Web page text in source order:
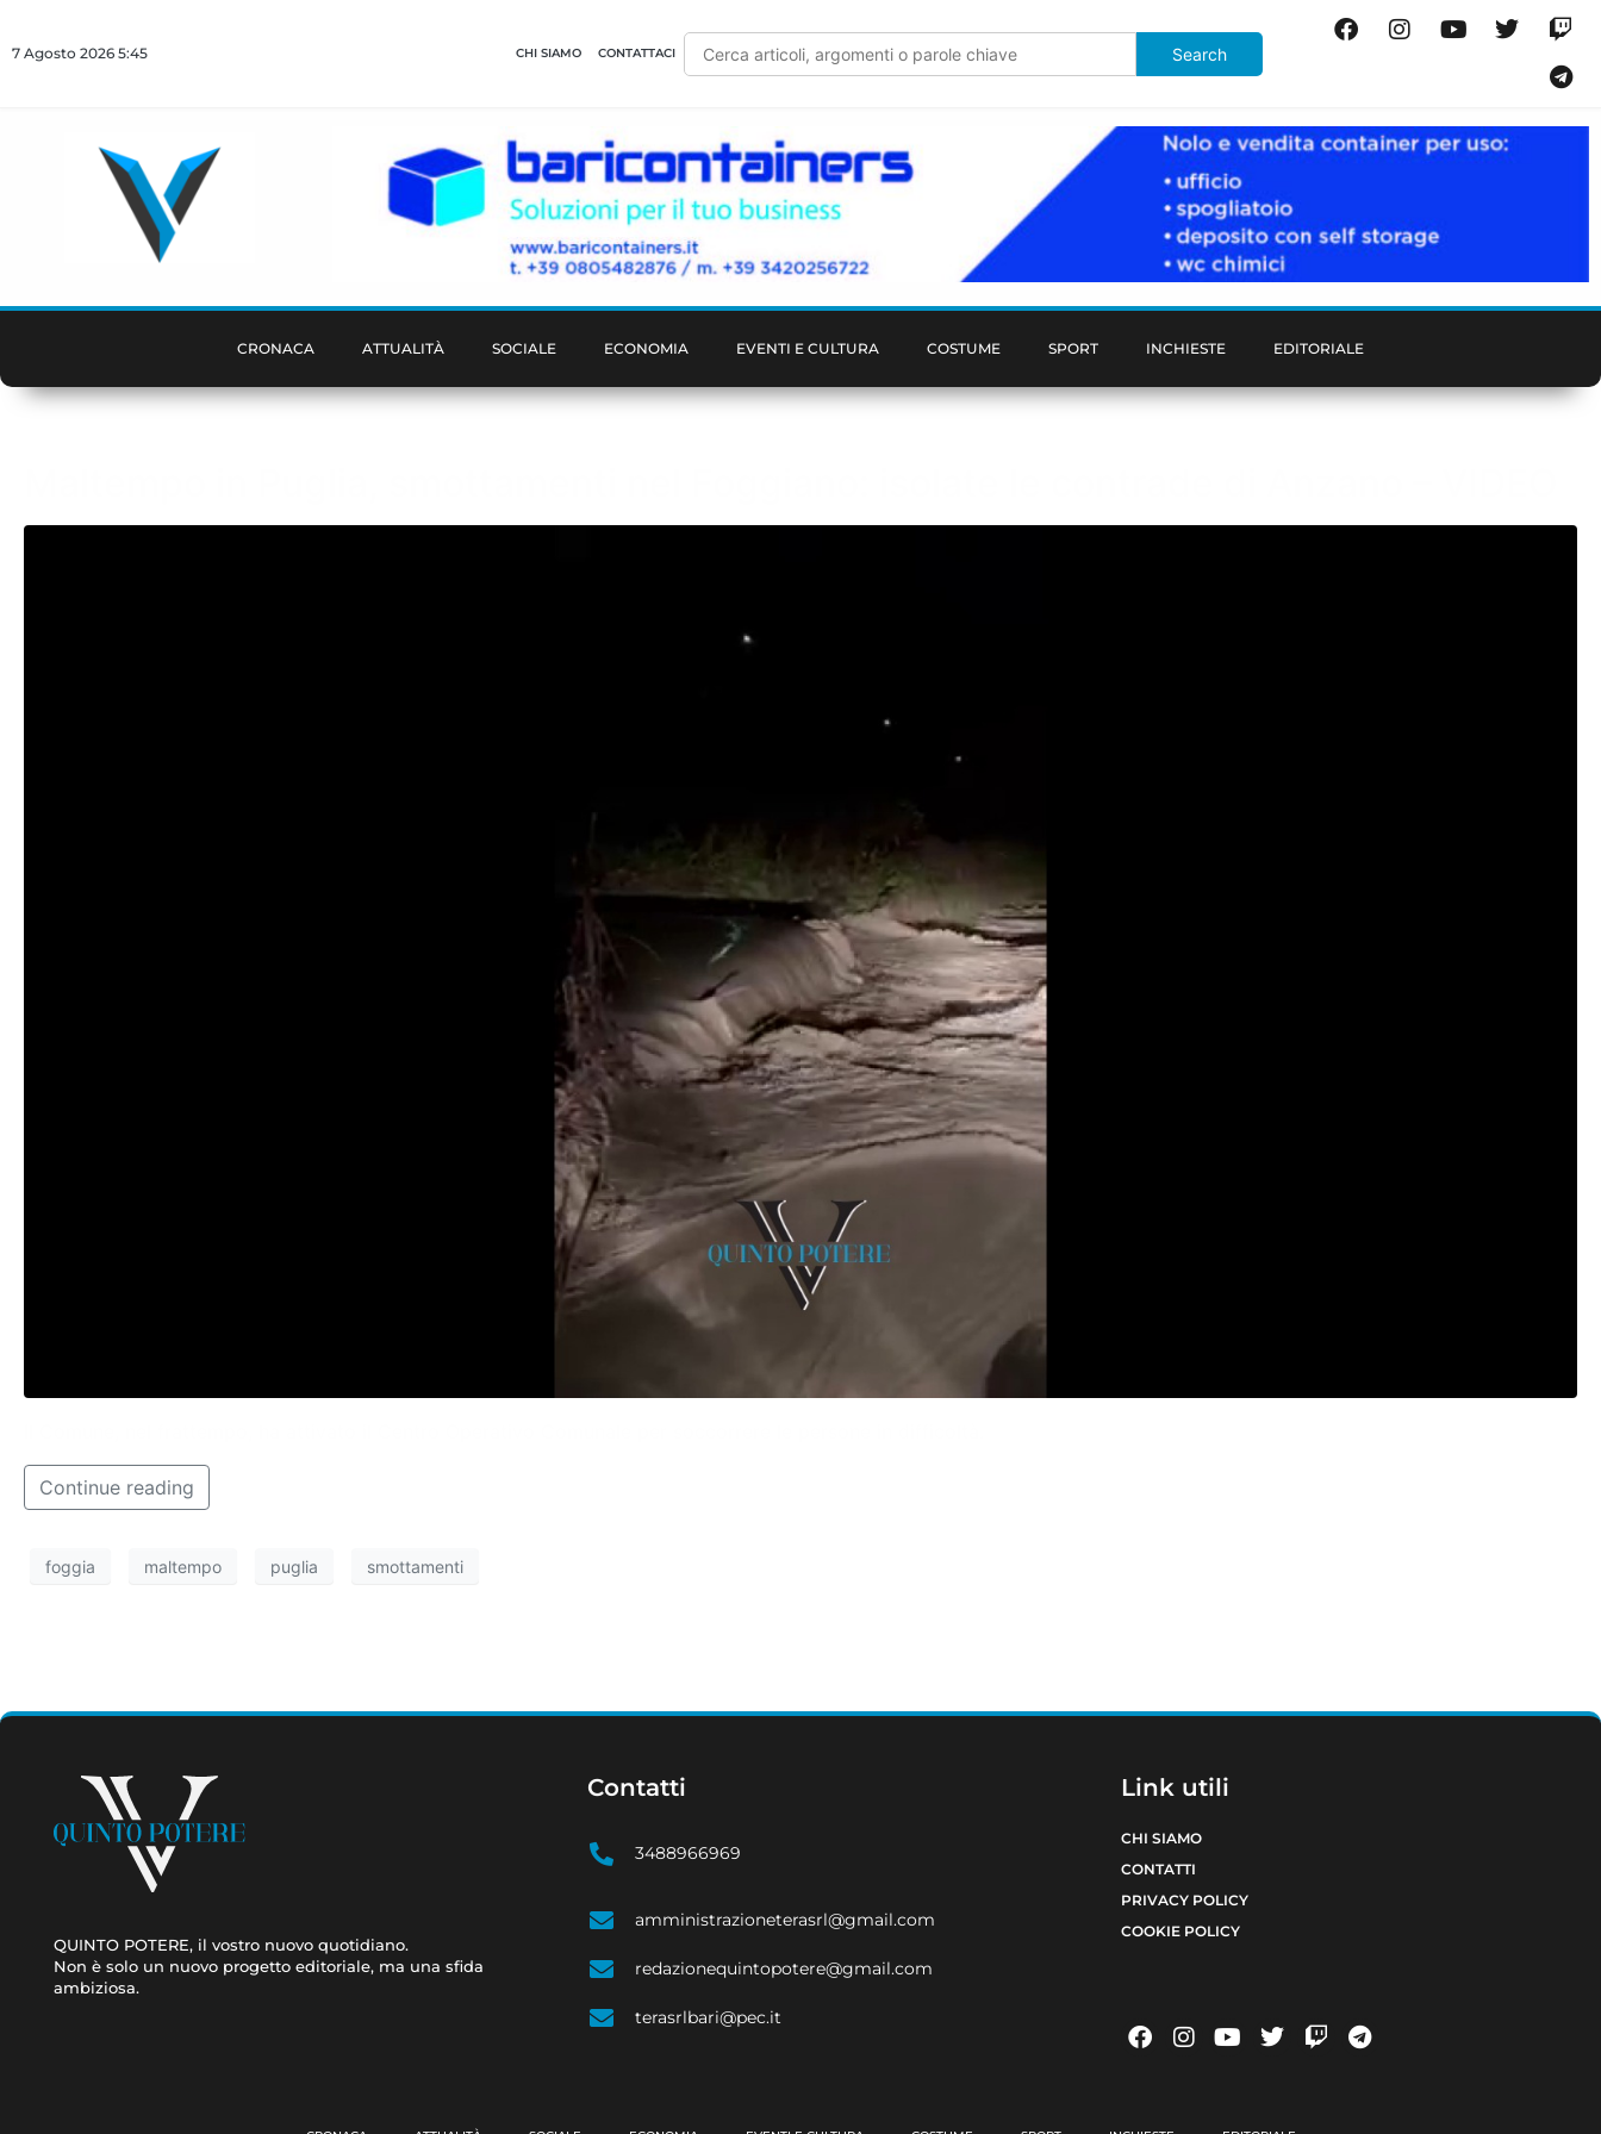
7 Agosto 2026 5:45 CHI SIAMO CONTATTACI
CRONACA ATTUALITÀ SOCIALE ECONOMIA EVENTI E CULTURA COSTUME SPORT INCHIESTE EDITORIALE
Continue reading
foggia maltempo puglia smottamenti
QUINTO POTERE, il vostro nuovo quotidiano.
Non è solo un nuovo progetto editoriale, ma una sfida
ambiziosa.
Contatti
3488966969
amministrazioneterasrl@gmail.com
redazionequintopotere@gmail.com
terasrlbari@pec.it
Link utili
CHI SIAMO
CONTATTI
PRIVACY POLICY
COOKIE POLICY